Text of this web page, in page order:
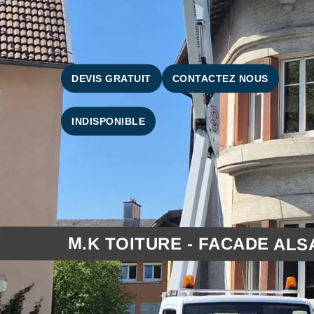
DEVIS GRATUIT CONTACTEZ NOUS
INDISPONIBLE
M.K TOITURE - FACADE